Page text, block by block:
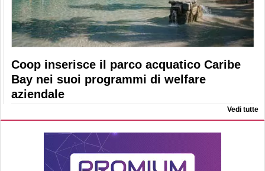
Coop inserisce il parco acquatico Caribe
Bay nei suoi programmi di welfare
aziendale
Vedi tutte